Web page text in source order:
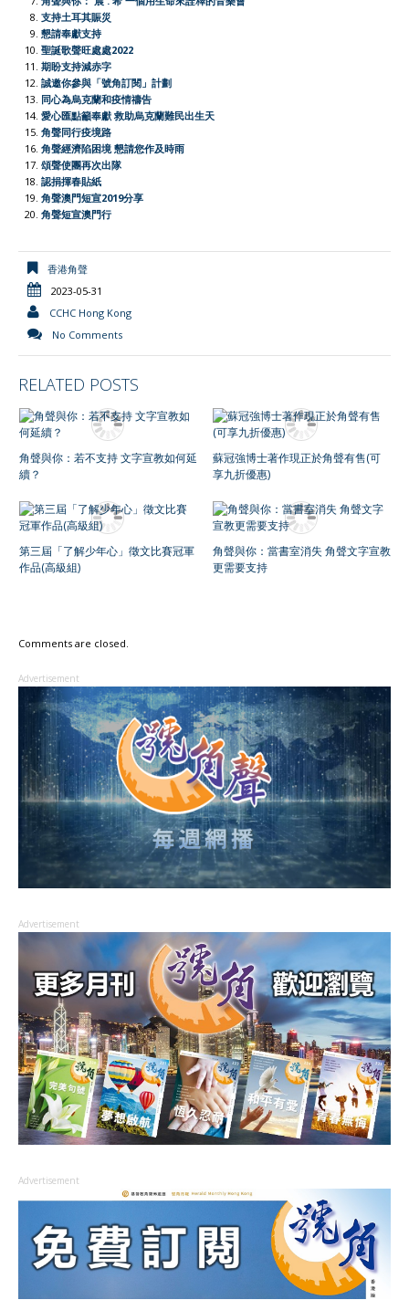
e
支持土耳其賑災
懇請奉獻支持
聖誕歌聲旺處處2022
期盼支持減赤字
誠邀你參與「號角訂閱」計劃
同心為烏克蘭和疫情禱告
愛心匯點籲奉獻 救助烏克蘭難民出生天
角聲同行疫境路
角聲經濟陷困境 懇請您作及時雨
頌聲使團再次出隊
認捐揮春貼紙
角聲澳門短宣2019分享
角聲短宣澳門行
香港角聲
2023-05-31
CCHC Hong Kong
No Comments
RELATED POSTS
角聲與你：若不支持 文字宣教如何延
續？
蘇冠強博士著作現正於角聲有售(可
享九折優惠)
第三屆「了解少年心」徵文比賽冠軍
作品(高級組)
角聲與你：當書室消失 角聲文字宣教
更需要支持
Comments are closed.
Advertisement
Advertisement
Advertisement